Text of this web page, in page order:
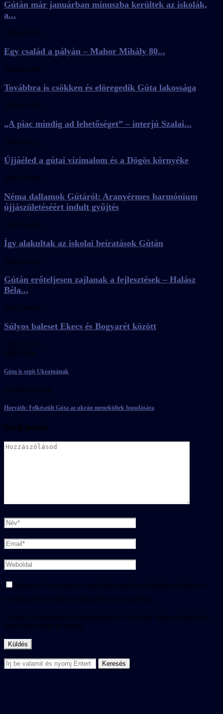
Gútán már januárban mínuszba kerültek az iskolák,
a...
2026.03.23.
Egy család a pályán – Mahor Mihály 80...
2026.02.08.
Továbbra is csökken és elöregedik Gúta lakossága
2026.01.09.
„A piac mindig ad lehetőséget” – interjú Szalai...
2025.09.21.
Újjáéled a gútai vízimalom és a Dögös környéke
2025.07.01.
Néma dallamok Gútáról: Aranyérmes harmónium
újjászületéséért indult gyűjtés
2025.06.09.
Így alakultak az iskolai beíratások Gútán
2025.04.12.
Gútán erőteljesen zajlanak a fejlesztések – Halász
Béla...
2025.04.05.
Súlyos baleset Ekecs és Bogyarét között
2025.03.12.
előző cikk
Gúta is segít Ukrajnának
következő cikk
Horváth: Felkészült Gúta az ukrán menekültek fogadására
Szólj hozzá
Mentse el a nevemet, e-mail címemet és webhelyemet ebben a
böngészőben, amikor legközelebb hozzászólok.
* Ennek az űrlapnak a felhasználásával vállalja, hogy adatait ezen
weboldal tárolja és kezeli.